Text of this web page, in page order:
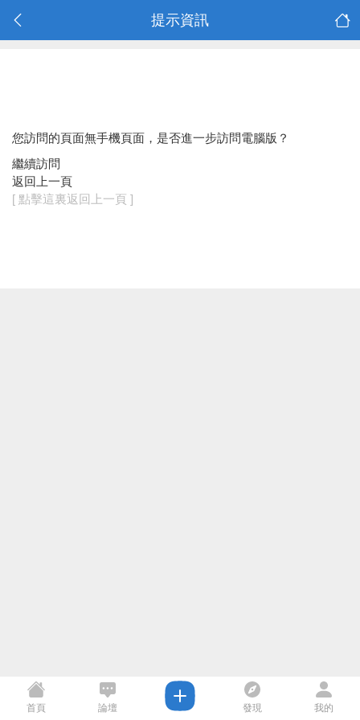
提示資訊
您訪問的頁面無手機頁面，是否進一步訪問電腦版？
繼續訪問
返回上一頁
[ 點擊這裏返回上一頁 ]
首頁 論壇 發現 我的